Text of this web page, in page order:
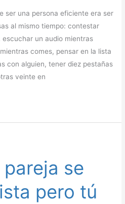
ser una persona eficiente era ser
al mismo tiempo: contestar
un audio mientras
comes, pensar en la lista
con alguien, tener diez pestañas
veinte en
se
pero tú